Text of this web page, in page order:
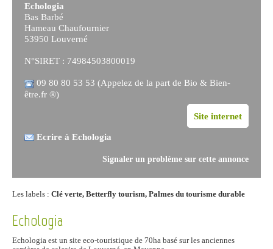
Echologia
Bas Barbé
Hameau Chaufournier
53950 Louverné
N°SIRET : 74984503800019
09 80 80 53 53 (Appelez de la part de Bio & Bien-
être.fr ®)
Site internet
Ecrire à Echologia
Signaler un problème sur cette annonce
Les labels : Clé verte, Betterfly tourism, Palmes du tourisme durable
Echologia
Echologia est un site eco-touristique de 70ha basé sur les anciennes